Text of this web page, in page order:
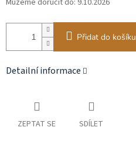
Můžeme doručit do: 9.10.2026
Přidat do košíku
Detailní informace
ZEPTAT SE SDÍLET